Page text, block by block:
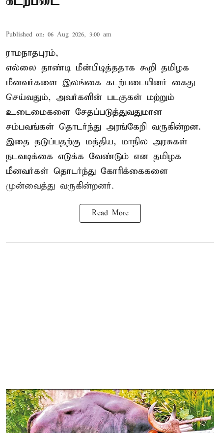
Published on: 06 Aug 2026, 3:00 am
ராமநாதபுரம்,
எல்லை தாண்டி மீன்பிடித்ததாக கூறி தமிழக
மீனவர்களை இலங்கை கடற்படையினர் கைது
செய்வதும், அவர்களின் படகுகள் மற்றும்
உடைமைகளை சேதப்படுத்துவதுமான
சம்பவங்கள் தொடர்ந்து அரங்கேறி வருகின்றன.
இதை தடுப்பதற்கு மத்திய, மாநில அரசுகள்
நடவடிக்கை எடுக்க வேண்டும் என தமிழக
மீனவர்கள் தொடர்ந்து கோரிக்கைகளை
முன்வைத்து வருகின்றனர்.
Read More